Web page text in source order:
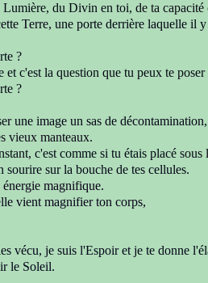
Lumière, du Divin en toi, de ta
Terre, une porte derrière laquelle il
?
et c'est la question que tu peux te poser
?
une image un sas de décontamination,
vieux manteaux.
c'est comme si tu étais placé sous
sourire sur la bouche de tes cellules.
énergie magnifique.
vient magnifier ton corps,
vécu, je suis l'Espoir et je te donne
le Soleil.